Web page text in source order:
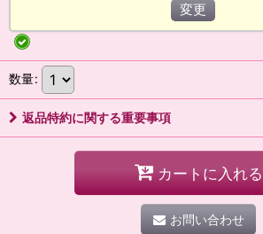
変更
数量:
返品特約に関する重要事項
カートに入れる
お問い合わせ